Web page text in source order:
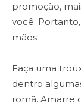
promoção,
você.
mãos.
Faça uma
dentro
romã. Amarre